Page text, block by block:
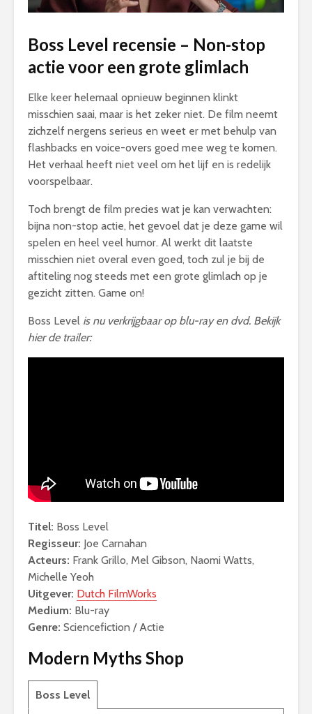
Boss Level recensie – Non-stop
actie voor een grote glimlach
Elke keer helemaal opnieuw beginnen klinkt
misschien saai, maar is het zeker niet. De film neemt
zichzelf nergens serieus en weet er met behulp van
flashbacks en voice-overs goed mee weg te komen.
Het verhaal heeft niet veel om het lijf en is redelijk
voorspelbaar.
Toch brengt de film precies wat je kan verwachten:
bijna non-stop actie, het gevoel dat je deze game wil
spelen en heel veel humor. Al werkt dit laatste
misschien niet overal even goed, toch zul je bij de
aftiteling nog steeds met een grote glimlach op je
gezicht zitten. Game on!
Boss Level isnu verkrijgbaar op blu-ray en dvd. Bekijk
hier de trailer:
Titel: Boss Level
Regisseur: Joe Carnahan
Acteurs: Frank Grillo, Mel Gibson, Naomi Watts,
Michelle Yeoh
Uitgever: Dutch FilmWorks
Medium: Blu-ray
Genre: Sciencefiction / Actie
Modern Myths Shop
Boss Level